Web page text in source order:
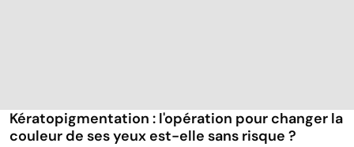
Kératopigmentation : l'opération pour changer la
couleur de ses yeux est-elle sans risque ?